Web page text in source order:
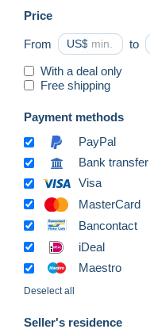
Price
From US$ to
With a deal only
Free shipping
Payment methods
PayPal
Bank transfer
Visa
MasterCard
Bancontact
iDeal
Maestro
Deselect all
Seller's residence